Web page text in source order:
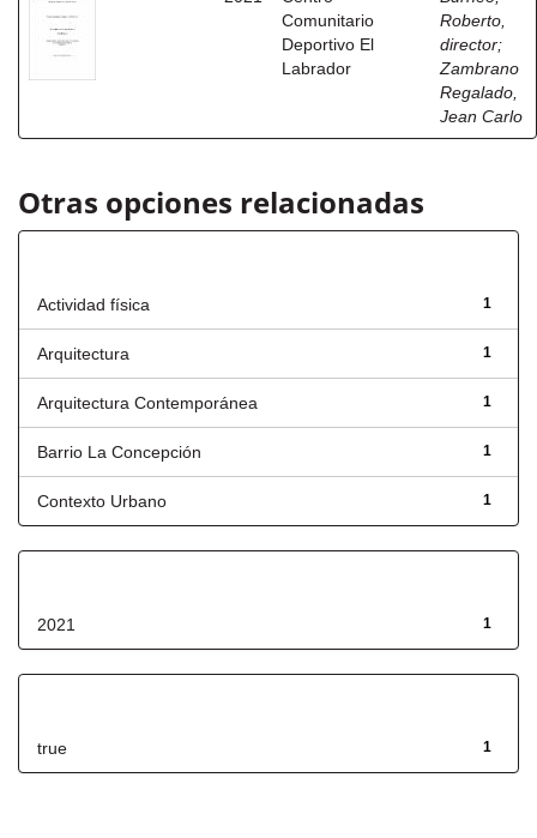
Comunitario
Deportivo El
Labrador
Roberto,
director;
Zambrano
Regalado,
Jean Carlo
Otras opciones relacionadas
1
Actividad física
1
Arquitectura
1
Arquitectura Contemporánea
1
Barrio La Concepción
1
Contexto Urbano
1
2021
1
true